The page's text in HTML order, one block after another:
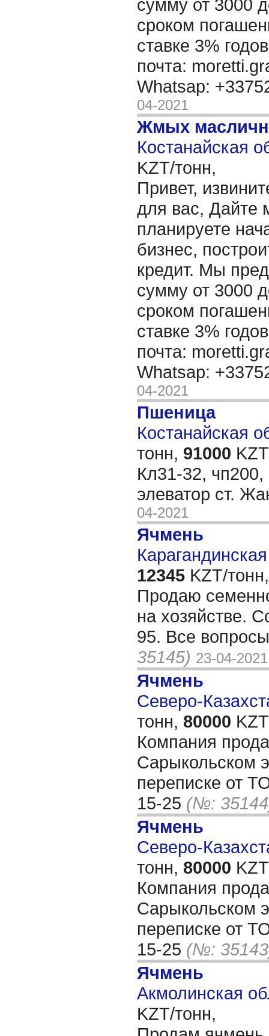
сумму от 3000
сроком
ставке 3%
почта:
Whatsap:
04-2021
Жмых
Костанайская
KZT/тонн,
Привет,
для вас, Дайте
планируете
бизнес,
кредит. Мы
сумму от 3000
сроком
ставке 3%
почта:
Whatsap:
04-2021
Пшеница
Костанайская
тонн, 91000
Кл31-32, чп200,
элеватор ст.
04-2021
Ячмень
12345 KZT/тонн,
Продаю
на хозяйстве.
95. Все
35145) 23-04-2021
Ячмень
Северо-
тонн, 80000
Компания
Сарыкольском
переписке от
15-25 (№:
Ячмень
Северо-
тонн, 80000
Компания
Сарыкольском
переписке от
15-25 (№:
Ячмень
Акмолинская
KZT/тонн,